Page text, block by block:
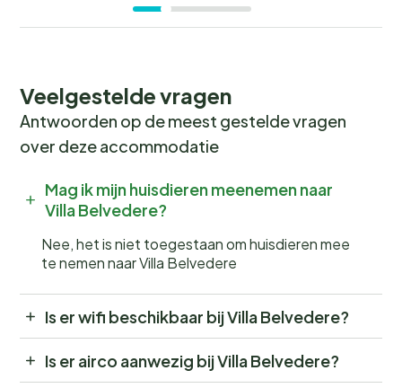
Veelgestelde vragen
Antwoorden op de meest gestelde vragen
over deze accommodatie
Mag ik mijn huisdieren meenemen naar
Villa Belvedere?
Nee, het is niet toegestaan om huisdieren mee
te nemen naar Villa Belvedere
Is er wifi beschikbaar bij Villa Belvedere?
Is er airco aanwezig bij Villa Belvedere?